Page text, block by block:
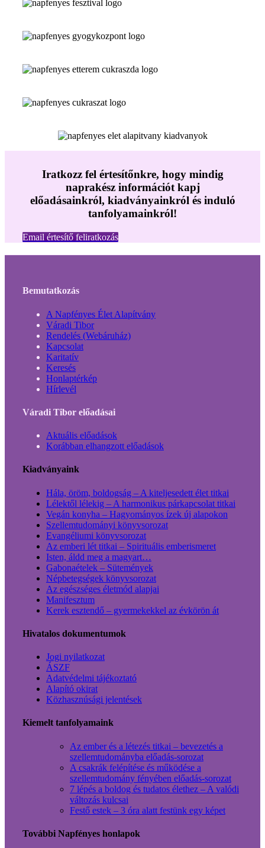
Iratkozz fel értesítőnkre, hogy mindig
naprakész információt kapj
előadásainkról, kiadványainkról és induló
tanfolyamainkról!
Email értesítő feliratkozás
Bemutatkozás
A Napfényes Élet Alapítvány
Váradi Tibor
Rendelés (Webáruház)
Kapcsolat
Karitatív
Keresés
Honlaptérkép
Hírlevél
Váradi Tibor előadásai
Aktuális előadások
Korábban elhangzott előadások
Kiadványaink
Hála, öröm, boldogság – A kiteljesedett élet titkai
Lélektől lélekig – A harmonikus párkapcsolat titkai
Vegán konyha – Hagyományos ízek új alapokon
Szellemtudományi könyvsorozat
Evangéliumi könyvsorozat
Az emberi lét titkai – Spirituális emberismeret
Isten, áldd meg a magyart…
Gabonaételek – Sütemények
Népbetegségek könyvsorozat
Az egészséges életmód alapjai
Manifesztum
Kerek esztendő – gyermekekkel az évkörön át
Hivatalos dokumentumok
Jogi nyilatkozat
ÁSZF
Adatvédelmi tájékoztató
Alapító okirat
Közhasznúsági jelentések
Kiemelt tanfolyamaink
Az ember és a létezés titkai – bevezetés a
szellemtudományba előadás-sorozat
A csakrák felépítése és működése a
szellemtudomány fényében előadás-sorozat
7 lépés a boldog és tudatos élethez – A valódi
változás kulcsai
Festő estek – 3 óra alatt festünk egy képet
További Napfényes honlapok